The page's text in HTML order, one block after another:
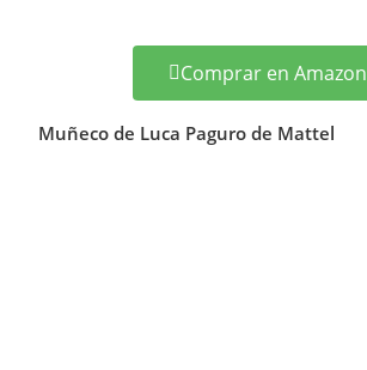
Comprar en Amazon
Muñeco de Luca Paguro de Mattel